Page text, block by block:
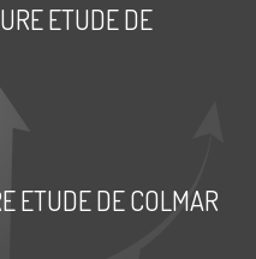
ETUDE DE
ETUDE DE COLMAR